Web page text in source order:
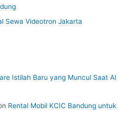
Sewa Videotron Jakarta
Istilah Baru yang Muncul Saat AI
Rental Mobil KCIC Bandung untuk